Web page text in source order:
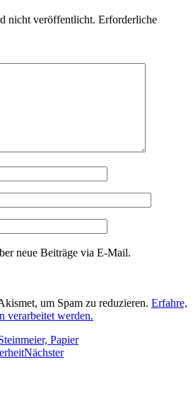
nicht veröffentlicht. Erforderliche
neue Beiträge via E-Mail.
um Spam zu reduzieren. Erfahre,
verarbeitet werden.
Papier
Nächster